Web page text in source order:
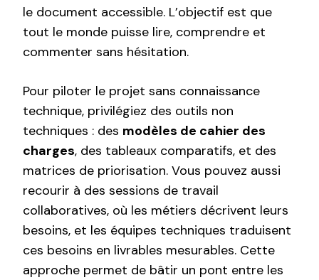
le document accessible. L’objectif est que
tout le monde puisse lire, comprendre et
commenter sans hésitation.
Pour piloter le projet sans connaissance
technique, privilégiez des outils non
techniques : des modèles de cahier des
charges, des tableaux comparatifs, et des
matrices de priorisation. Vous pouvez aussi
recourir à des sessions de travail
collaboratives, où les métiers décrivent leurs
besoins, et les équipes techniques traduisent
ces besoins en livrables mesurables. Cette
approche permet de bâtir un pont entre les